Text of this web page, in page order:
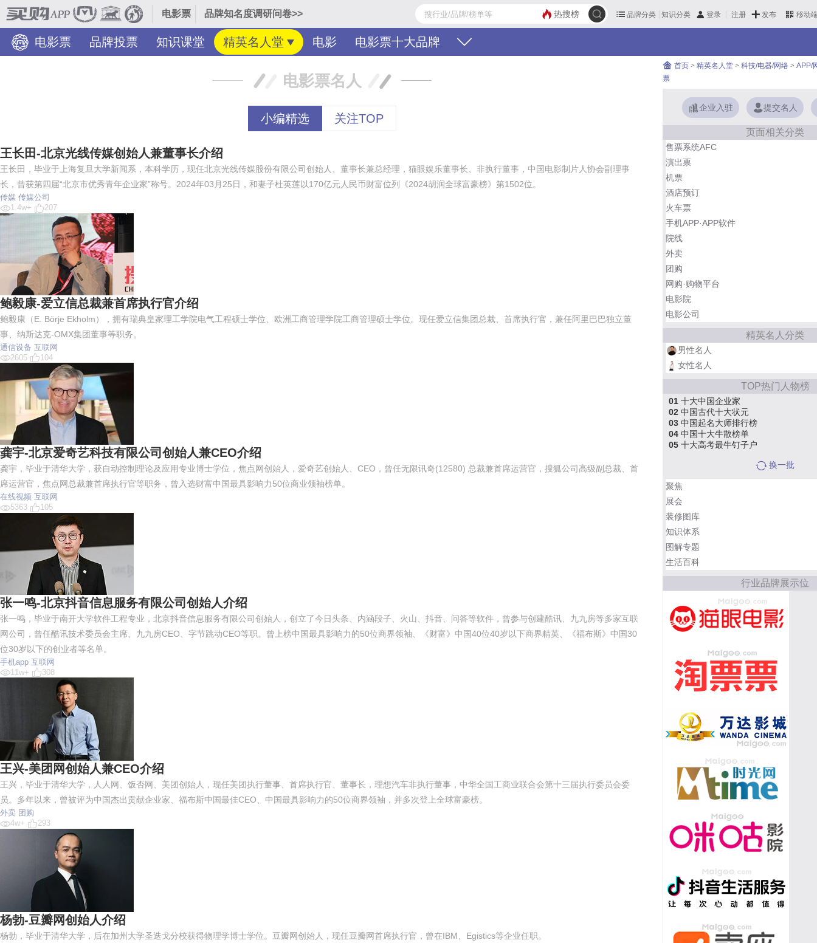
电影票 品牌知名度调研问卷>> 品牌分类 知识分类 登录 注册 发布 移动
热搜榜
电影票 品牌投票 知识课堂 精英名人堂 电影 电影票十大品牌
电影票名人
小编精选 关注TOP
王长田-北京光线传媒创始人兼董事长介绍
王长田，毕业于上海复旦大学新闻系，本科学历，现任北京光线传媒股份有限公司创始人、董事长兼总经理，猫眼娱乐董事长、非执行董事，中国电影制片人协会副理事
长，曾获第四届“北京市优秀青年企业家”称号。2024年03月25日，和妻子杜英莲以170亿元人民币财富位列《2024胡润全球富豪榜》第1502位。
传媒 传媒公司
1.4w+
207
鲍毅康-爱立信总裁兼首席执行官介绍
鲍毅康（E. Börje Ekholm），拥有瑞典皇家理工学院电气工程硕士学位、欧洲工商管理学院工商管理硕士学位。现任爱立信集团总裁、首席执行官，兼任阿里巴巴独立董
事、纳斯达克-OMX集团董事等职务。
通信设备 互联网
2605
104
龚宇-北京爱奇艺科技有限公司创始人兼CEO介绍
龚宇，毕业于清华大学，获自动控制理论及应用专业博士学位，焦点网创始人，爱奇艺创始人、CEO，曾任无限讯奇(12580) 总裁兼首席运营官，搜狐公司高级副总裁、首
席运营官，焦点网总裁兼首席执行官等职务，曾入选财富中国最具影响力50位商业领袖榜单。
在线视频 互联网
5363
105
张一鸣-北京抖音信息服务有限公司创始人介绍
张一鸣，毕业于南开大学软件工程专业，北京抖音信息服务有限公司创始人，创立了今日头条、内涵段子、火山、抖音、问答等软件，曾参与创建酷讯、九九房等多家互联
网公司，曾任酷讯技术委员会主席、九九房CEO、字节跳动CEO等职。曾上榜中国最具影响力的50位商界领袖、《财富》中国40位40岁以下商界精英、《福布斯》中国30
位30岁以下的创业者等名单。
手机app 互联网
11w+
308
王兴-美团网创始人兼CEO介绍
王兴，毕业于清华大学，人人网、饭否网、美团创始人，现任美团执行董事、首席执行官、董事长，理想汽车非执行董事，中华全国工商业联合会第十三届执行委员会委
员。多年以来，曾被评为中国杰出贡献企业家、福布斯中国最佳CEO、中国最具影响力的50位商界领袖，并多次登上全球富豪榜。
外卖 团购
4w+
293
杨勃-豆瓣网创始人介绍
杨勃，毕业于清华大学，后在加州大学圣迭戈分校获得物理学博士学位。豆瓣网创始人，现任豆瓣网首席执行官，曾在IBM、Egistics等企业任职。
首页 > 精英名人堂 > 科技/电器/网络 > APP/
票
企业入驻 提交名人
页面相关分类
售票系统AFC
演出票
机票
酒店预订
火车票
手机APP·APP软件
院线
外卖
团购
网购·购物平台
电影院
电影公司
精英名人分类
男性名人
女性名人
TOP热门人物榜
01 十大中国企业家
02 中国古代十大状元
03 中国起名大师排行榜
04 中国十大牛散榜单
05 十大高考最牛钉子户
换一批
聚焦
展会
装修图库
知识体系
图解专题
生活百科
行业品牌展示位